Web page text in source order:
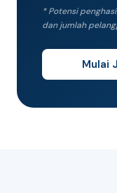
* Potensi
dan jumlah
Mulai